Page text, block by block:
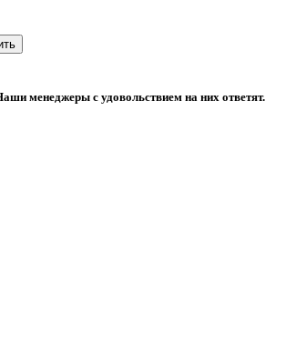
менеджеры с удовольствием на них ответят.